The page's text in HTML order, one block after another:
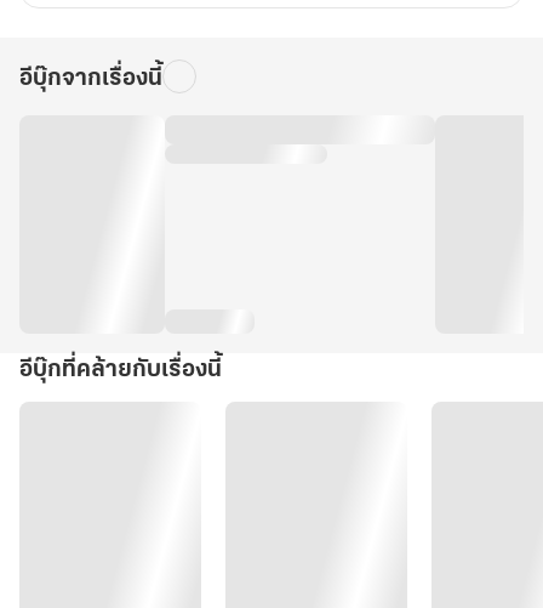
อีบุ๊กจากเรื่องนี้
อีบุ๊กที่คล้ายกับเรื่องนี้